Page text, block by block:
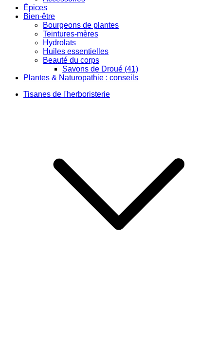
Épices
Bien-être
Bourgeons de plantes
Teintures-mères
Hydrolats
Huiles essentielles
Beauté du corps
Savons de Droué (41)
Plantes & Naturopathie : conseils
Tisanes de l'herboristerie